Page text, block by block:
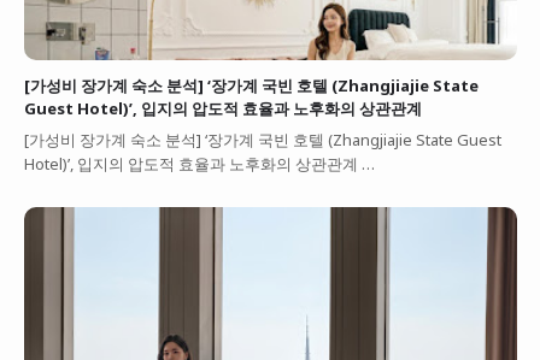
[가성비 장가계 숙소 분석] ‘장가계 국빈 호텔 (Zhangjiajie State
Guest Hotel)’, 입지의 압도적 효율과 노후화의 상관관계
[가성비 장가계 숙소 분석] ‘장가계 국빈 호텔 (Zhangjiajie State Guest
Hotel)’, 입지의 압도적 효율과 노후화의 상관관계 …